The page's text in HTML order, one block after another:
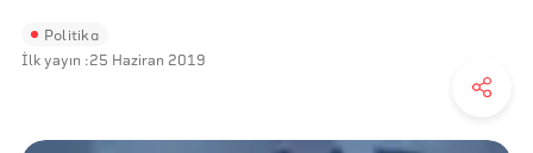
Politika
İlk yayın :25 Haziran 2019